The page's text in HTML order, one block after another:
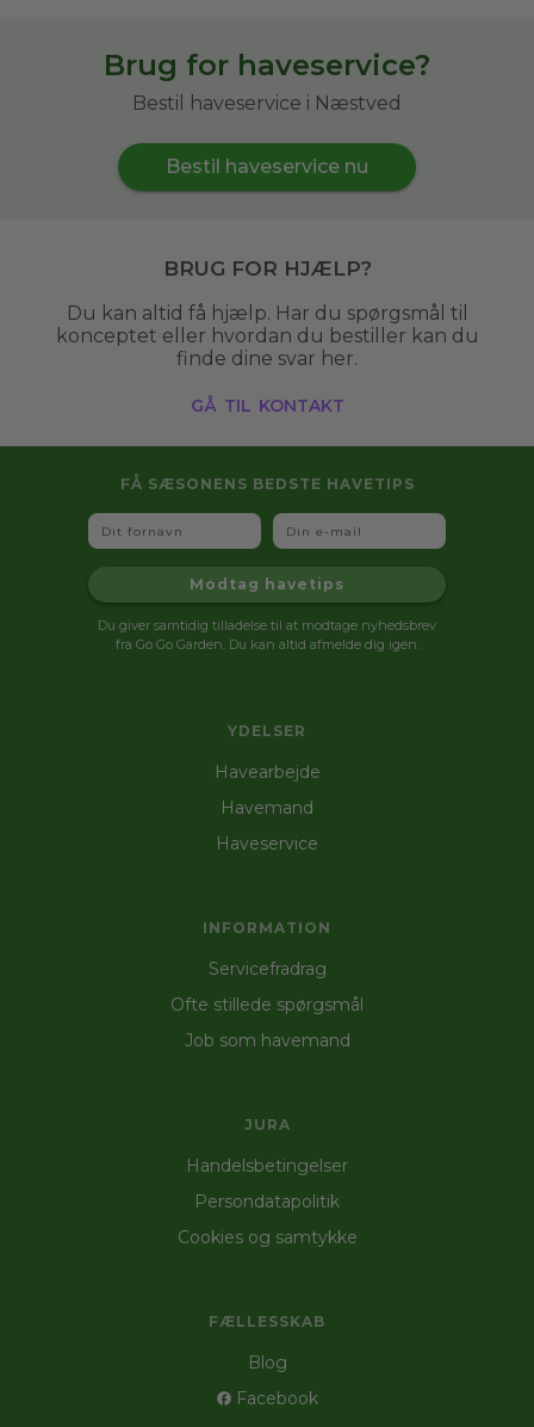
Brug for haveservice?
Bestil haveservice i Næstved
Bestil haveservice nu
Brug for hjælp?
Du kan altid få hjælp. Har du spørgsmål til
konceptet eller hvordan du bestiller kan du
finde dine svar her.
gå til kontakt
YDELSER
Havearbejde
Havemand
Haveservice
INFORMATION
Servicefradrag
Ofte stillede spørgsmål
Job som havemand
JURA
Handelsbetingelser
Persondatapolitik
Cookies og samtykke
FÆLLESSKAB
Blog
Facebook
FÅ SÆSONENS BEDSTE HAVETIPS
Fornavn Email
Modtag havetips
Du giver samtidig tilladelse til at modtage nyhedsbrev
fra Go Go Garden. Du kan altid afmelde dig igen.